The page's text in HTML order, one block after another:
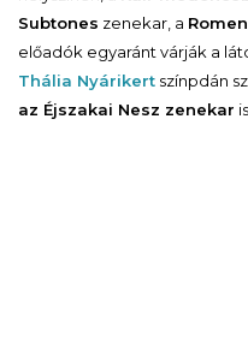
Subtones zenekar, a
előadók egyaránt várják a
Thália Nyárikert színpdán
az Éjszakai Nesz zenekar is.